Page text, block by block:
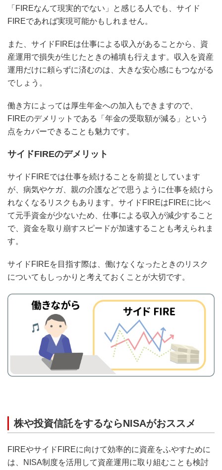
「FIREなんて現実的でない」と感じる人でも、サイド
FIREであれば実現可能かもしれません。
また、サイドFIREは仕事による収入があることから、資
産運用で損失が生じたときの補填も行えます。収入を資産
運用だけに頼らずに済むのは、大きな安心感にもつながる
でしょう。
働き方によっては厚生年金への加入もできますので、
FIREのデメリットである「年金の受取額が減る」という
点をカバーできることも魅力です。
サイドFIREのデメリット
サイドFIREでは仕事を続けることを前提としています
が、病気やケガ、親の介護などで思うように仕事を続けら
れなくなるリスクもあります。サイドFIREはFIREに比べ
て元手資金が少ないため、仕事による収入が減少すること
で、資金を取り崩すスピードが加速することも考えられま
す。
サイドFIREを目指す際は、働けなくなったときのリスク
についてもしっかりと考えておくことが大切です。
株や投資信託をするならNISAがおススメ
FIREやサイドFIREに向けて効率的に資産をふやすために
は、NISA制度を活用して資産運用に取り組むことも検討